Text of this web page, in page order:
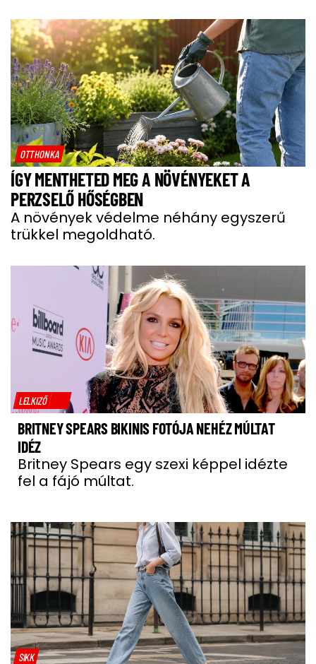
OTTHONKA
ÍGY MENTHETED MEG A NÖVÉNYEKET A
PERZSELŐ HŐSÉGBEN
A növények védelme néhány egyszerű
trükkel megoldható.
LELKIZŐ
BRITNEY SPEARS BIKINIS FOTÓJA NEHÉZ MÚLTAT
IDÉZ
Britney Spears egy szexi képpel idézte
fel a fájó múltat.
SIKK